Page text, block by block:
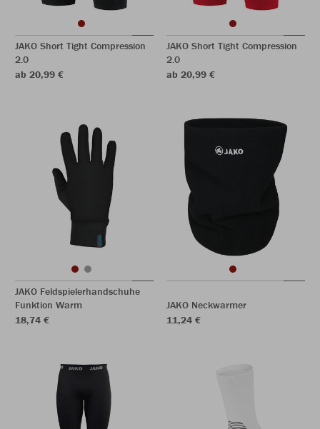
JAKO Short Tight Compression
2.0
ab 20,99 €
JAKO Short Tight Compression
2.0
ab 20,99 €
JAKO Feldspielerhandschuhe
Funktion Warm
18,74 €
JAKO Neckwarmer
11,24 €